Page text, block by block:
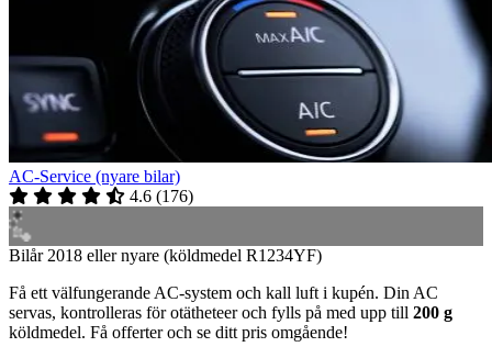
AC-Service (nyare bilar)
4.6 (176)
Bilår 2018 eller nyare (köldmedel R1234YF)
Få ett välfungerande AC-system och kall luft i kupén. Din AC
servas, kontrolleras för otätheteer och fylls på med upp till 200 g
köldmedel. Få offerter och se ditt pris omgående!